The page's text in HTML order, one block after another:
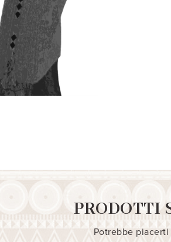
PRODOTTI
Potrebbe piacerti